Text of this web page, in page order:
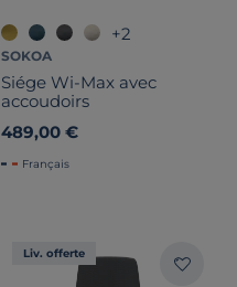
+2
SOKOA
Siége Wi-Max avec
accoudoirs
489,00 €
Français
Liv. offerte